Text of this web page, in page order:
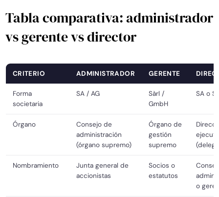
Tabla comparativa: administrador
vs gerente vs director
CRITERIO ADMINISTRADOR GERENTE
Forma
societaria
SA / AG
Sàrl /
GmbH
SA o
Órgano
Consejo de
administración
(órgano supremo)
Órgano de
gestión
supremo
Nombramiento
Junta general de
accionistas
Socios o
estatutos
o